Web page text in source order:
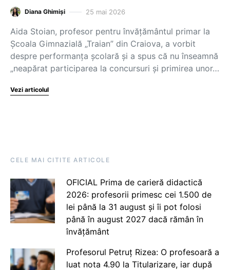
Diana Ghimiși 25 mai 2026
Aida Stoian, profesor pentru învățământul primar la
Școala Gimnazială „Traian” din Craiova, a vorbit
despre performanța școlară și a spus că nu înseamnă
„neapărat participarea la concursuri și primirea unor…
Vezi articolul
CELE MAI CITITE ARTICOLE
OFICIAL Prima de carieră didactică
2026: profesorii primesc cei 1.500 de
lei până la 31 august și îi pot folosi
până în august 2027 dacă rămân în
învățământ
Profesorul Petruț Rizea: O profesoară a
luat nota 4.90 la Titularizare, iar după